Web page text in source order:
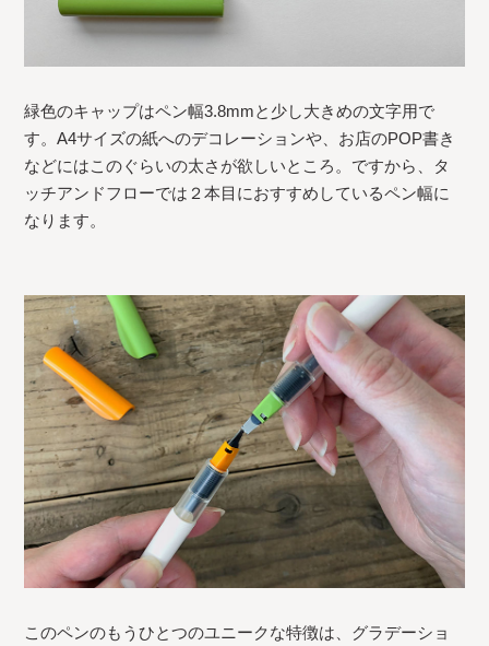
緑色のキャップはペン幅3.8mmと少し大きめの文字用で
す。A4サイズの紙へのデコレーションや、お店のPOP書き
などにはこのぐらいの太さが欲しいところ。ですから、タ
ッチアンドフローでは２本目におすすめしているペン幅に
なります。
このペンのもうひとつのユニークな特徴は、グラデーショ